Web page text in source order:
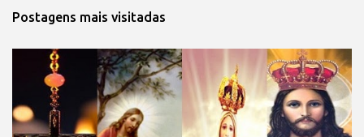
Postagens mais visitadas